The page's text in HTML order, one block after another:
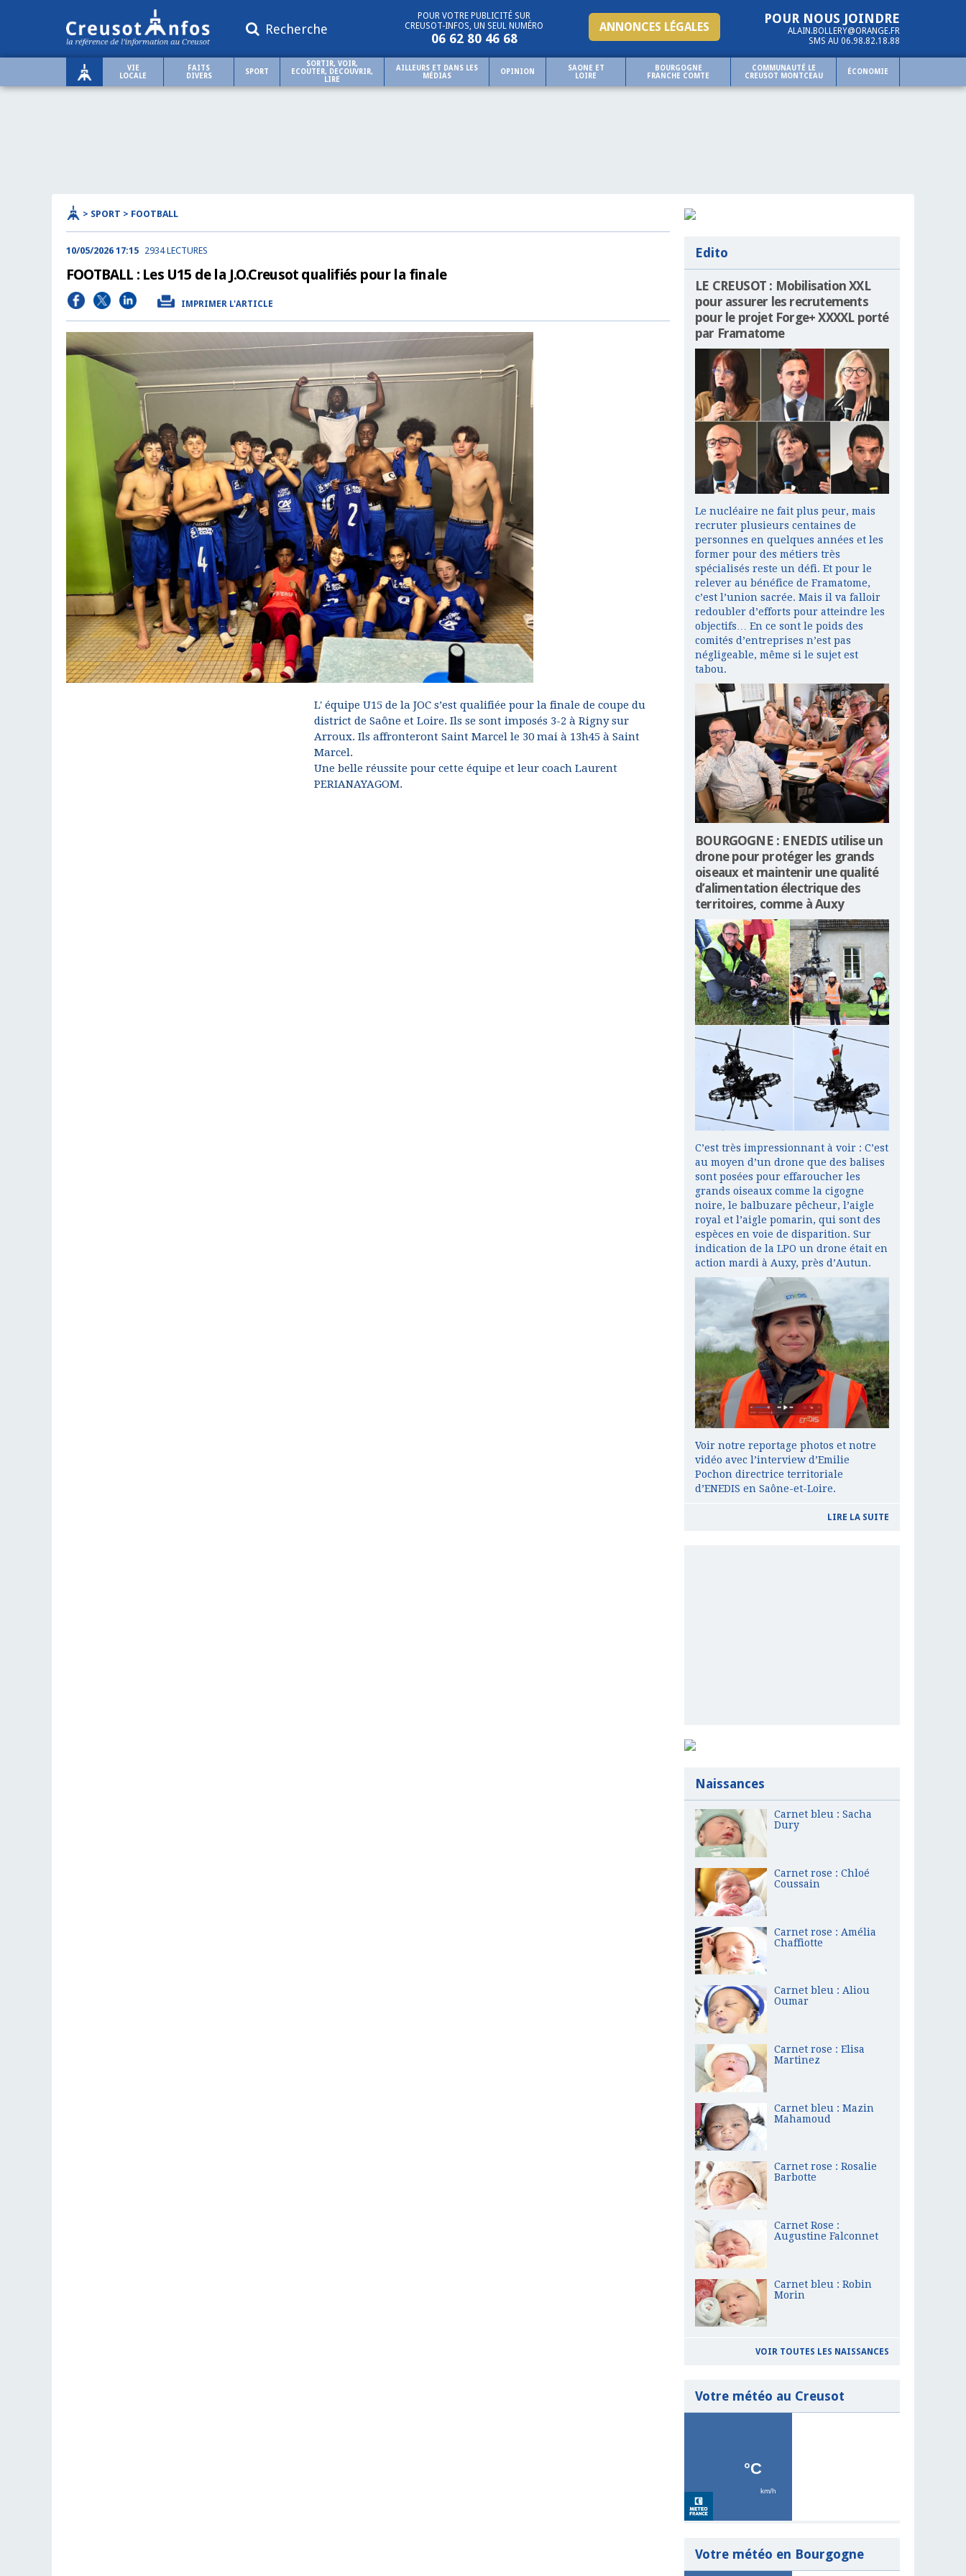
Recherche
POUR NOUS JOINDRE
ALAIN.BOLLERY@ORANGE.FR
SMS AU 06.98.82.18.88
ANNONCES LÉGALES
POUR VOTRE PUBLICITÉ SUR
CREUSOT-INFOS, UN SEUL NUMÉRO
06 62 80 46 68
VIE
LOCALE
FAITS
DIVERS
SPORT
SORTIR, VOIR,
ECOUTER, DECOUVRIR,
LIRE
AILLEURS ET DANS LES
MÉDIAS
OPINION
SAONE ET
LOIRE
BOURGOGNE
FRANCHE COMTE
COMMUNAUTÉ LE
CREUSOT MONTCEAU
ÉCONOMIE
> SPORT > FOOTBALL
10/05/2026 17:15 2934 LECTURES
FOOTBALL : Les U15 de la J.O.Creusot qualifiés pour la finale
IMPRIMER L'ARTICLE
L' équipe U15 de la JOC s’est qualifiée pour la finale de coupe du
district de Saône et Loire. Ils se sont imposés 3-2 à Rigny sur
Arroux. Ils affronteront Saint Marcel le 30 mai à 13h45 à Saint
Marcel.
Une belle réussite pour cette équipe et leur coach Laurent
PERIANAYAGOM.
Edito
LE CREUSOT : Mobilisation XXL
pour assurer les recrutements
pour le projet Forge+ XXXXL porté
par Framatome
Le nucléaire ne fait plus peur, mais
recruter plusieurs centaines de
personnes en quelques années et les
former pour des métiers très
spécialisés reste un défi. Et pour le
relever au bénéfice de Framatome,
c’est l’union sacrée. Mais il va falloir
redoubler d’efforts pour atteindre les
objectifs… En ce sont le poids des
comités d’entreprises n’est pas
négligeable, même si le sujet est
tabou.
BOURGOGNE : ENEDIS utilise un
drone pour protéger les grands
oiseaux et maintenir une qualité
d’alimentation électrique des
territoires, comme à Auxy
C’est très impressionnant à voir : C’est
au moyen d’un drone que des balises
sont posées pour effaroucher les
grands oiseaux comme la cigogne
noire, le balbuzare pêcheur, l’aigle
royal et l’aigle pomarin, qui sont des
espèces en voie de disparition. Sur
indication de la LPO un drone était en
action mardi à Auxy, près d’Autun.
Voir notre reportage photos et notre
vidéo avec l’interview d’Emilie
Pochon directrice territoriale
d’ENEDIS en Saône-et-Loire.
LIRE LA SUITE
Naissances
Carnet bleu : Sacha
Dury
Carnet rose : Chloé
Coussain
Carnet rose : Amélia
Chaffiotte
Carnet bleu : Aliou
Oumar
Carnet rose : Elisa
Martinez
Carnet bleu : Mazin
Mahamoud
Carnet rose : Rosalie
Barbotte
Carnet Rose :
Augustine Falconnet
Carnet bleu : Robin
Morin
VOIR TOUTES LES NAISSANCES
Votre météo au Creusot
Votre météo en Bourgogne